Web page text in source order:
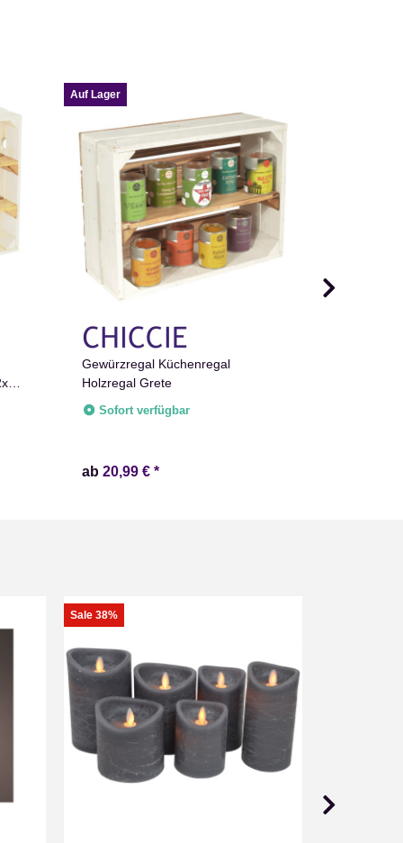
Auf Lager
Gewürzregal Küchenregal
Holzregal Grete
Sofort verfügbar
ab 20,99 € *
Sale 38%